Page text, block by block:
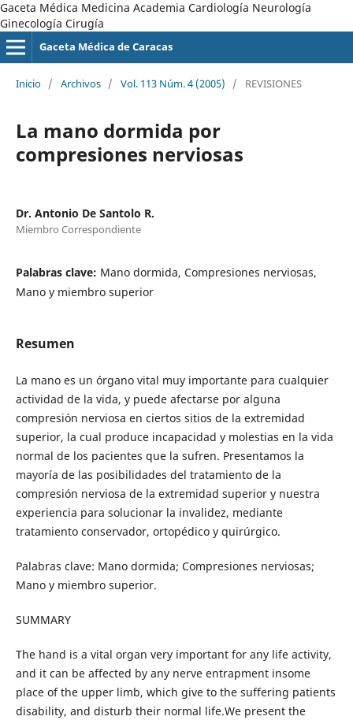
Gaceta Médica Medicina Academia Cardiología Neurología
Ginecología Cirugía
Gaceta Médica de Caracas
Inicio / Archivos / Vol. 113 Núm. 4 (2005) / REVISIONES
La mano dormida por
compresiones nerviosas
Dr. Antonio De Santolo R.
Miembro Correspondiente
Palabras clave: Mano dormida, Compresiones nerviosas,
Mano y miembro superior
Resumen
La mano es un órgano vital muy importante para cualquier
actividad de la vida, y puede afectarse por alguna
compresión nerviosa en ciertos sitios de la extremidad
superior, la cual produce incapacidad y molestias en la vida
normal de los pacientes que la sufren. Presentamos la
mayoría de las posibilidades del tratamiento de la
compresión nerviosa de la extremidad superior y nuestra
experiencia para solucionar la invalidez, mediante
tratamiento conservador, ortopédico y quirúrgico.
Palabras clave: Mano dormida; Compresiones nerviosas;
Mano y miembro superior.
SUMMARY
The hand is a vital organ very important for any life activity,
and it can be affected by any nerve entrapment insome
place of the upper limb, which give to the suffering patients
disability, and disturb their normal life.We present the